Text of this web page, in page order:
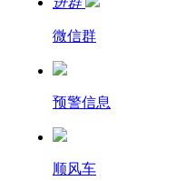
微信群
预警信息
顺风车